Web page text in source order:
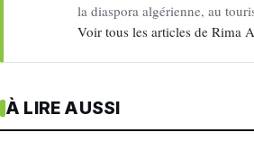
la diaspora algérienne, au
Voir tous les articles de Rima
À LIRE AUSSI